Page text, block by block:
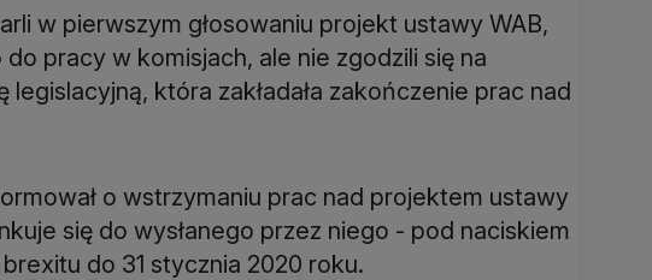
w pierwszym głosowaniu projekt ustawy WAB,
pracy w komisjach, ale nie zgodzili się na
która zakładała zakończenie prac nad
o wstrzymaniu prac nad projektem ustawy
się do wysłanego przez niego - pod naciskiem
do 31 stycznia 2020 roku.